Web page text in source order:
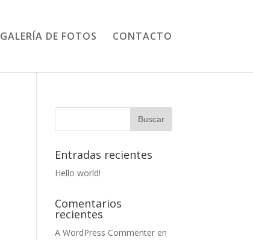
GALERÍA DE FOTOS CONTACTO
Entradas recientes
Hello world!
Comentarios
recientes
A WordPress Commenter en